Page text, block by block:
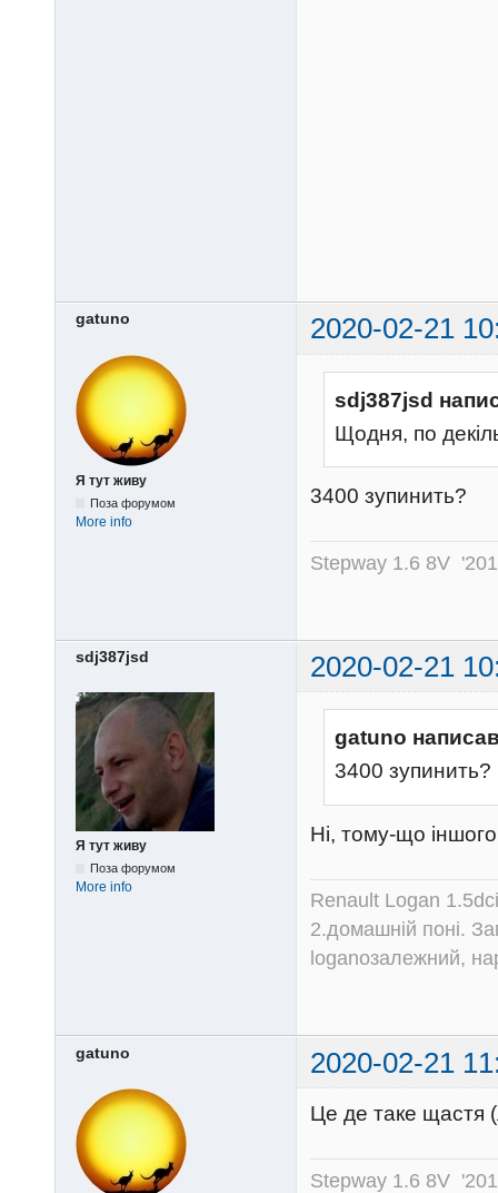
gatuno 2020-02-21
Я тут живу
Поза форумом
More info
sdj387jsd
Щодня, по
3400 зупинить?
Stepway 1.6 8V
sdj387jsd 2020-02-21
Я тут живу
Поза форумом
More info
gatuno
3400 зупинить?
Ні, тому-що
Renault Logan
2.домашній поні.
loganозалежний,
gatuno 2020-02-21
Це де таке щастя
Stepway 1.6 8V